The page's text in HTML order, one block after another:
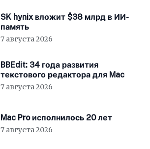
SK hynix вложит $38 млрд в ИИ-
память
7 августа 2026
BBEdit: 34 года развития
текстового редактора для Mac
7 августа 2026
Mac Pro исполнилось 20 лет
7 августа 2026